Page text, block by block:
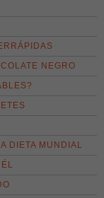
NEGRO
DIETA MUNDIAL